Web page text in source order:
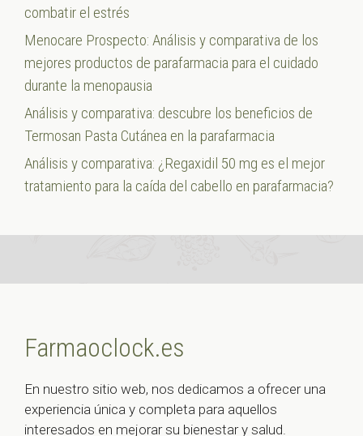
combatir el estrés
Menocare Prospecto: Análisis y comparativa de los
mejores productos de parafarmacia para el cuidado
durante la menopausia
Análisis y comparativa: descubre los beneficios de
Termosan Pasta Cutánea en la parafarmacia
Análisis y comparativa: ¿Regaxidil 50 mg es el mejor
tratamiento para la caída del cabello en parafarmacia?
Farmaoclock.es
En nuestro sitio web, nos dedicamos a ofrecer una
experiencia única y completa para aquellos
interesados en mejorar su bienestar y salud.